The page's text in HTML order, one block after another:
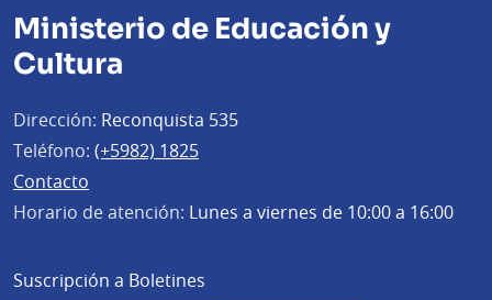
Ministerio de Educación y
Cultura
Dirección: Reconquista 535
Teléfono: (+5982) 1825
Contacto
Horario de atención: Lunes a viernes de 10:00 a 16:00
Suscripción a Boletines